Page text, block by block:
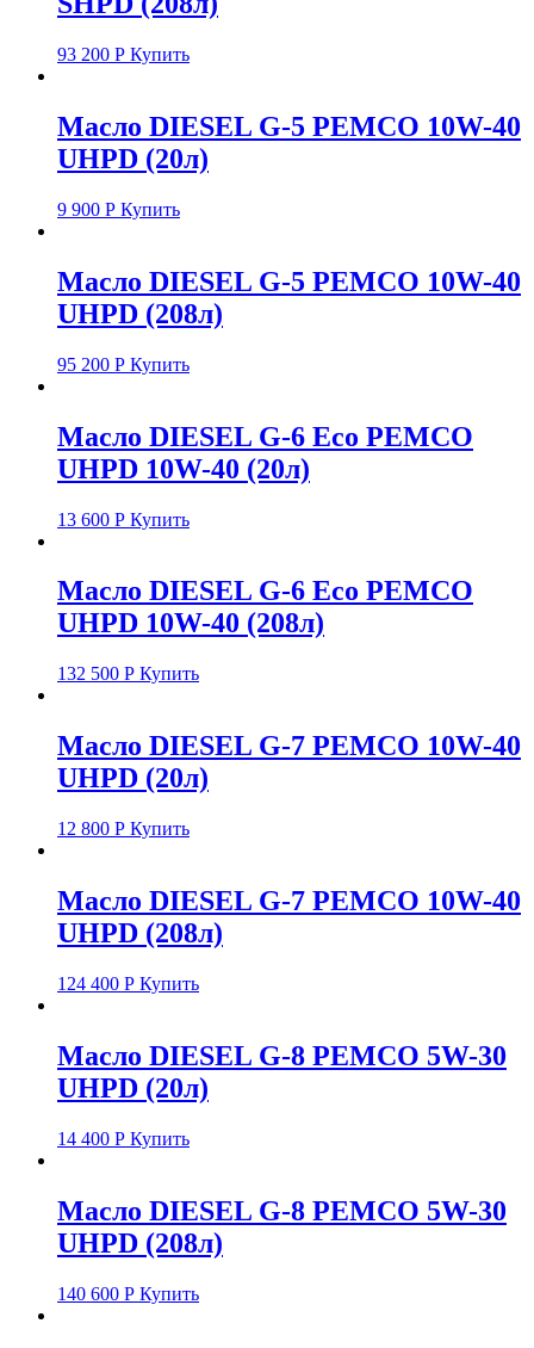
93 200 Р Купить
Масло DIESEL G-5 PEMCO 10W-40
UHPD (20л)
9 900 Р Купить
Масло DIESEL G-5 PEMCO 10W-40
UHPD (208л)
95 200 Р Купить
Масло DIESEL G-6 Eco PEMCO
UHPD 10W-40 (20л)
13 600 Р Купить
Масло DIESEL G-6 Eco PEMCO
UHPD 10W-40 (208л)
132 500 Р Купить
Масло DIESEL G-7 PEMCO 10W-40
UHPD (20л)
12 800 Р Купить
Масло DIESEL G-7 PEMCO 10W-40
UHPD (208л)
124 400 Р Купить
Масло DIESEL G-8 PEMCO 5W-30
UHPD (20л)
14 400 Р Купить
Масло DIESEL G-8 PEMCO 5W-30
UHPD (208л)
140 600 Р Купить